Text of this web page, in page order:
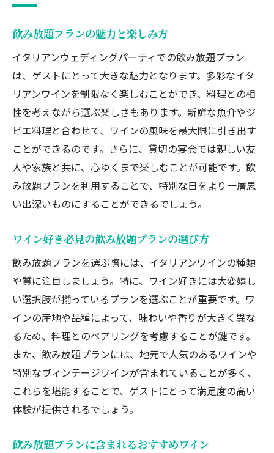
飲み放題プランの魅力と楽しみ方
イタリアンウェディングパーティでの飲み放題プラン
は、ゲストにとって大きな魅力となります。多彩なイタ
リアンワインを制限なく楽しむことができ、料理との相
性を考えながら選ぶ楽しさもあります。新鮮な魚介やジ
ビエ料理と合わせて、ワインの風味を最大限に引き出す
ことができるのです。さらに、貸切の宴会では親しい友
人や家族と共に、心ゆくまで楽しむことが可能です。飲
み放題プランを利用することで、特別な日をより一層思
い出深いものにすることができるでしょう。
ワイン好き必見の飲み放題プランの選び方
飲み放題プランを選ぶ際には、イタリアンワインの種類
や質に注目しましょう。特に、ワイン好きには大変嬉し
い選択肢が揃っているプランを選ぶことが重要です。ワ
インの産地や品種によって、味わいや香りが大きく異な
るため、料理とのペアリングを考慮することが鍵です。
また、飲み放題プランには、地元で人気のあるワインや
特別なヴィンテージワインが含まれていることが多く、
これらを堪能することで、ゲストにとって満足度の高い
体験が提供されるでしょう。
飲み放題プランに含まれるおすすめワイン